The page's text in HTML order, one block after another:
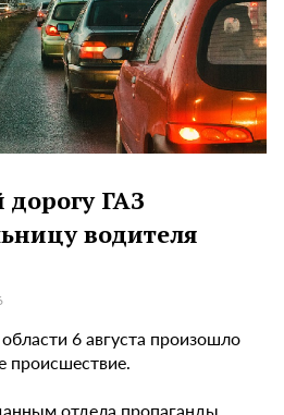
ГАЗ
водителя
6 августа произошло
происшествие.
отдела пропаганды